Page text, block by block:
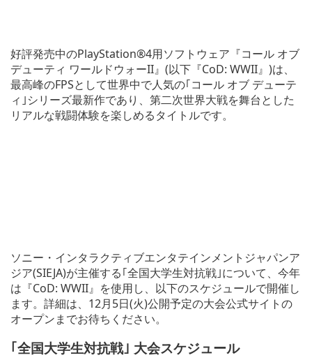
好評発売中のPlayStation®4用ソフトウェア『コール オブ
デューティ ワールドウォーII』(以下『CoD: WWII』)は、
最高峰のFPSとして世界中で人気の｢コール オブ デューテ
ィ｣シリーズ最新作であり、第二次世界大戦を舞台とした
リアルな戦闘体験を楽しめるタイトルです。
ソニー・インタラクティブエンタテインメントジャパンア
ジア(SIEJA)が主催する｢全国大学生対抗戦｣について、今年
は『CoD: WWII』を使用し、以下のスケジュールで開催し
ます。詳細は、12月5日(火)公開予定の大会公式サイトの
オープンまでお待ちください。
｢全国大学生対抗戦｣ 大会スケジュール